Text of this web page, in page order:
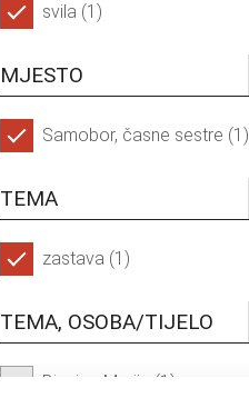
svila (1)
MJESTO
Samobor, časne sestre (1)
TEMA
zastava (1)
TEMA, OSOBA/TIJELO
Djevica Marija (1)